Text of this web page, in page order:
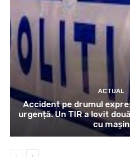
ACTUAL
Accident pe drumul
urgență. Un TIR a lovit
cu